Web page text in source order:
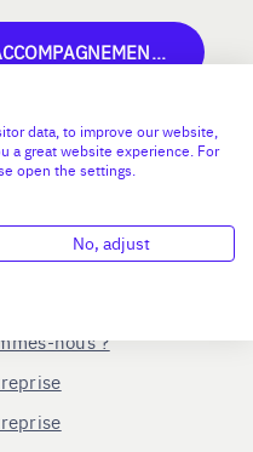
🤝 DÉCOUVREZ NOTRE ACCOMPAGNEMENT POUR LES REPRENEURS !
nous ?
data, to improve our website,
a great website experience. For
open the settings.
No, adjust